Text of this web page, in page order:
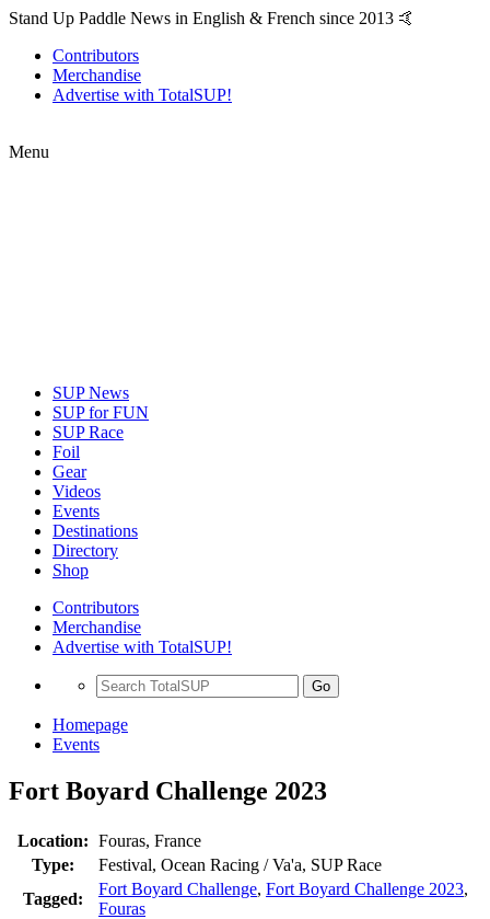
Stand Up Paddle News in English & French since 2013 🤙
Contributors
Merchandise
Advertise with TotalSUP!
Menu
SUP News
SUP for FUN
SUP Race
Foil
Gear
Videos
Events
Destinations
Directory
Shop
Contributors
Merchandise
Advertise with TotalSUP!
Go
Homepage
Events
Fort Boyard Challenge 2023
Location: Fouras, France
Type:
Festival, Ocean Racing / Va'a, SUP Race
Tagged:
Fort Boyard Challenge, Fort Boyard Challenge 2023,
Fouras